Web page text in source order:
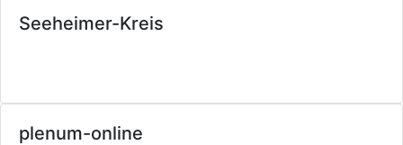
Seeheimer-Kreis
plenum-online